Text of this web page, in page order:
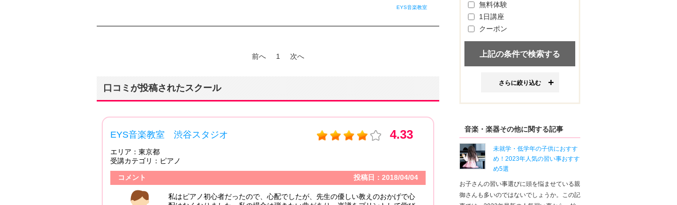
EYS音楽教室
前へ 1 次へ
口コミが投稿されたスクール
EYS音楽教室 渋谷スタジオ 4.33
エリア： 東京都
受講カテゴリ： ピアノ
コメント 投稿日：2018/04/04
私はピアノ初心者だったので、心配でしたが、先生の優しい教えのおかげで心
EYS音楽教室 渋谷スタジオ
エリア：東京都
受講カテゴリ：サックス
楽譜すら読めない初心者から始めました。始めたき
無料体験
1日講座
クーポン
さらに絞り込む
音楽・楽器その他に関する記事
未就学・低学年の子供におすす
め！2023年人気の習い事おすす
め5選
お子さんの習い事選びに頭を悩ませている親
御さんも多いのではないでしょうか。この記